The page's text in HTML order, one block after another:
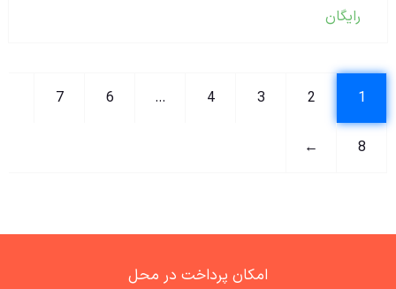
رایگان
1
2
3
4
…
6
7
8
←
امکان پرداخت در محل